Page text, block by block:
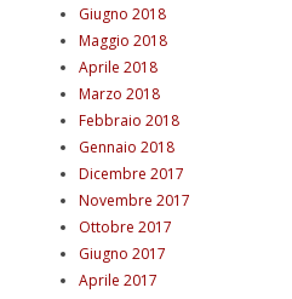
Giugno 2018
Maggio 2018
Aprile 2018
Marzo 2018
Febbraio 2018
Gennaio 2018
Dicembre 2017
Novembre 2017
Ottobre 2017
Giugno 2017
Aprile 2017